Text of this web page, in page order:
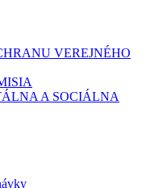
VEREJNÉHO
A SOCIÁLNA